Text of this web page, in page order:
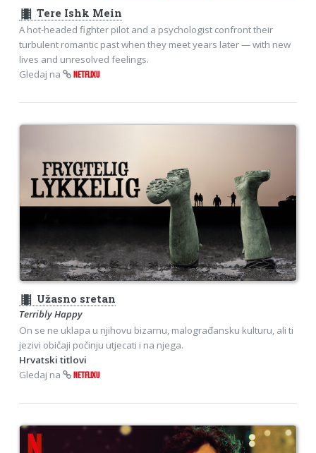
theaters Tere Ishk Mein
A hot-headed fighter pilot and a psychologist confront their
turbulent romantic past when they meet years later — with new
lives and unresolved feelings.
Gledaj na
NETFLIXU
theaters Užasno sretan
Terribly Happy
On se ne uklapa u njihovu bizarnu, malograđansku kulturu, ali ti
jezivi običaji počinju utjecati i na njega.
Hrvatski titlovi
Gledaj na
NETFLIXU